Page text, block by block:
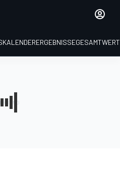
KALENDERERGEBNISSE